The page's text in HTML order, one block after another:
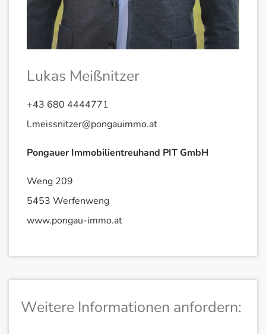
Weitere Informationen anfordern:
Lukas Meißnitzer
+43 680 4444771
l.meissnitzer@pongauimmo.at
Pongauer Immobilientreuhand PIT GmbH
Weng 209
5453 Werfenweng
www.pongau-immo.at